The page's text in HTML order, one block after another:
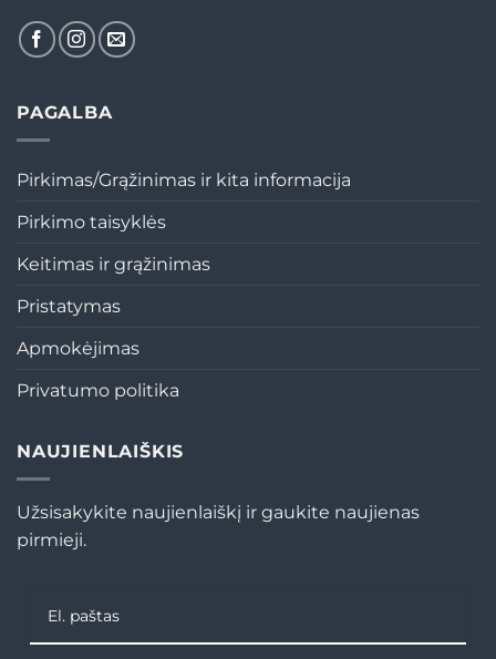
PAGALBA
Pirkimas/Grąžinimas ir kita informacija
Pirkimo taisyklės
Keitimas ir grąžinimas
Pristatymas
Apmokėjimas
Privatumo politika
NAUJIENLAIŠKIS
Užsisakykite naujienlaiškį ir gaukite naujienas
pirmieji.